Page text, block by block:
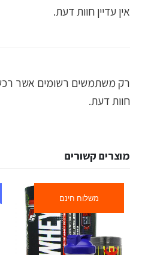
אין עדיין חוות דעת.
רק משתמשים רשומים אשר
חוות דעת.
מוצרים קשורים
משלוח חינם